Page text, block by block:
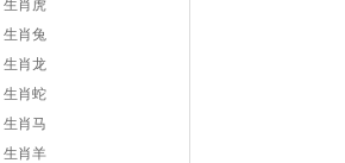
生肖虎
生肖兔
生肖龙
生肖蛇
生肖马
生肖羊